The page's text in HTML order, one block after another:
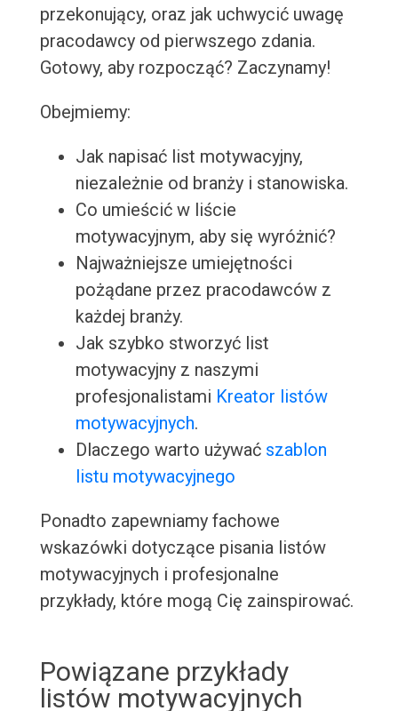
przekonujący, oraz jak uchwycić uwagę
pracodawcy od pierwszego zdania.
Gotowy, aby rozpocząć? Zaczynamy!
Obejmiemy:
Jak napisać list motywacyjny,
niezależnie od branży i stanowiska.
Co umieścić w liście
motywacyjnym, aby się wyróżnić?
Najważniejsze umiejętności
pożądane przez pracodawców z
każdej branży.
Jak szybko stworzyć list
motywacyjny z naszymi
profesjonalistami Kreator listów
motywacyjnych.
Dlaczego warto używać szablon
listu motywacyjnego
Ponadto zapewniamy fachowe
wskazówki dotyczące pisania listów
motywacyjnych i profesjonalne
przykłady, które mogą Cię zainspirować.
Powiązane przykłady
listów motywacyjnych